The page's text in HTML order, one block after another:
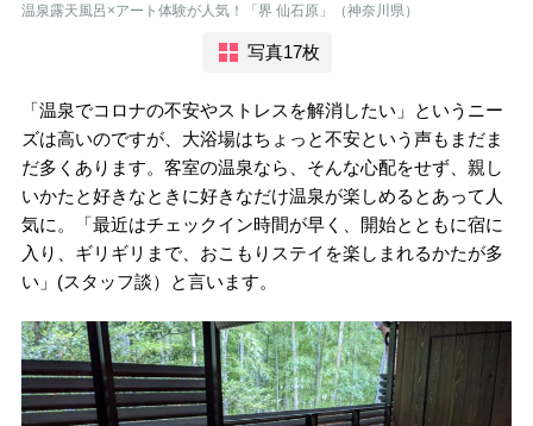
温泉露天風呂×アート体験が人気！「界 仙石原」（神奈川県）
写真17枚
「温泉でコロナの不安やストレスを解消したい」というニー
ズは高いのですが、大浴場はちょっと不安という声もまだま
だ多くあります。客室の温泉なら、そんな心配をせず、親し
いかたと好きなときに好きなだけ温泉が楽しめるとあって人
気に。「最近はチェックイン時間が早く、開始とともに宿に
入り、ギリギリまで、おこもりステイを楽しまれるかたが多
い」(スタッフ談）と言います。